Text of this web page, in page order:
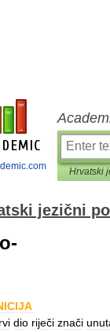
Hrvatski
jezični
dio riječi znači